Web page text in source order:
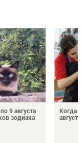
9 августа
зодиака
Когда